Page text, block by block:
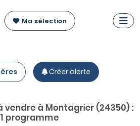
Ma sélection
Créer alerte
vendre à Montagrier (24350) :
1 programme